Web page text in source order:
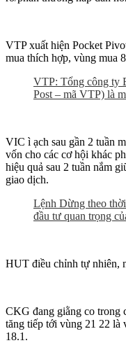
VTP xuất hiện Pocket
mua thích hợp, vùng mua
VTP: Tổng công ty
Post – mã VTP) là
VIC ì ạch sau gần 2 tuần
vốn cho các cơ hội khác
hiệu quả sau 2 tuần nắm
giao dịch.
Lệnh Dừng theo
đầu tư quan trọng
HUT điều chỉnh tự nhiên,
CKG đang giằng co trong
tăng tiếp tới vùng 21 22
18.1.